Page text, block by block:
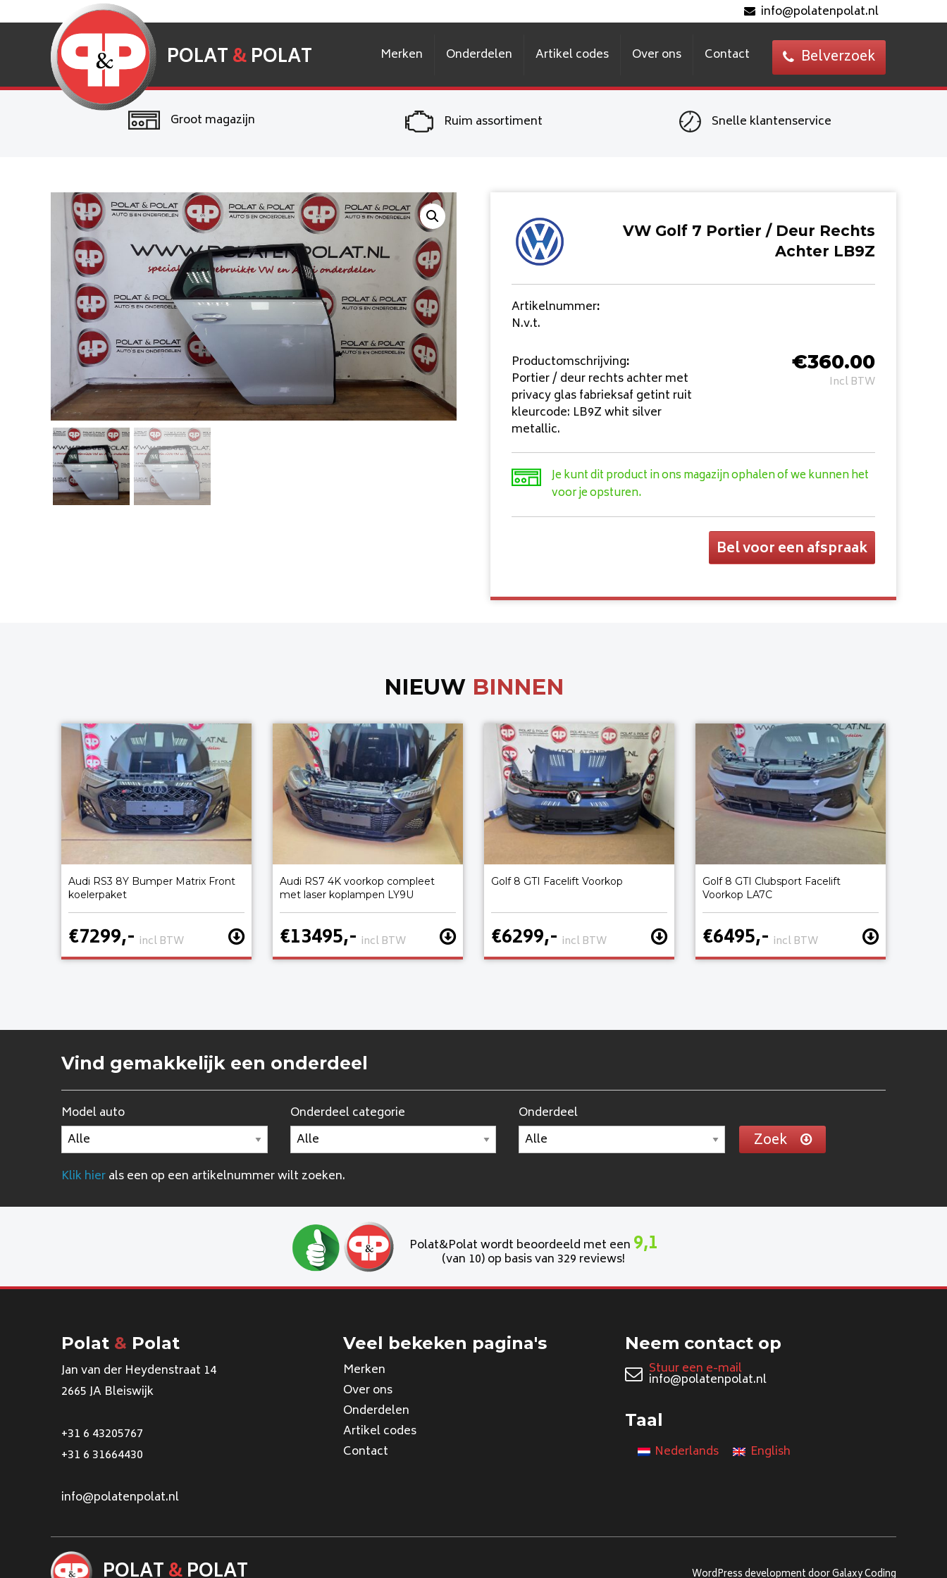
info@polatenpolat.nl
POLAT&POLAT Merken Onderdelen Artikel codes Over ons Contact Belverzoek
Groot magazijn Ruim assortiment Snelle klantenservice
VW Golf 7 Portier / Deur Rechts
Achter LB9Z
Artikelnummer:
N.v.t.
Productomschrijving:
Portier / deur rechts achter met
privacy glas fabrieksaf getint ruit
kleurcode: LB9Z whit silver
metallic.
€360.00
Incl BTW
Je kunt dit product in ons magazijn ophalen of we kunnen het
voor je opsturen.
Bel voor een afspraak
NIEUW BINNEN
Audi RS3 8Y Bumper Matrix Front
koelerpaket
€7299,- incl BTW
Audi RS7 4K voorkop compleet
met laser koplampen LY9U
€13495,- incl BTW
Golf 8 GTI Facelift Voorkop
€6299,- incl BTW
Golf 8 GTI Clubsport Facelift
Voorkop LA7C
€6495,- incl BTW
Vind gemakkelijk een onderdeel
Model auto Onderdeel categorie Onderdeel
Zoek
Klik hierals een op een artikelnummer wilt zoeken.
Polat&Polat wordt beoordeeld met een 9,1
(van 10) op basis van 329 reviews!
Polat & Polat
Jan van der Heydenstraat 14
2665 JA Bleiswijk
+31 6 43205767
+31 6 31664430
info@polatenpolat.nl
Veel bekeken pagina's
Merken
Over ons
Onderdelen
Artikel codes
Contact
Neem contact op
Stuur een e-mail
info@polatenpolat.nl
Taal
Nederlands English